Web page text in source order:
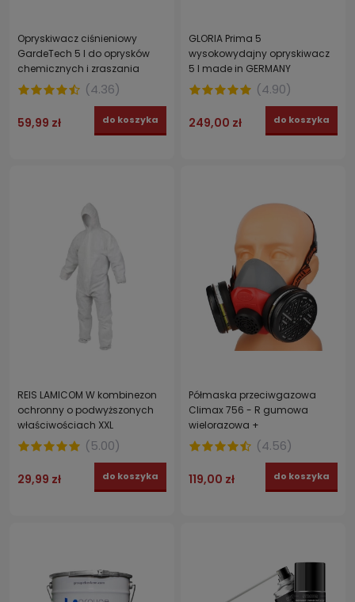
Opryskiwacz ciśnieniowy
GardeTech 5 l do oprysków
chemicznych i zraszania
roślin
(4.36)
59,99 zł do koszyka
GLORIA Prima 5
wysokowydajny opryskiwacz
5 l made in GERMANY
(4.90)
249,00 zł do koszyka
REIS LAMICOM W kombinezon
ochronny o podwyższonych
właściwościach XXL
(5.00)
29,99 zł do koszyka
Półmaska przeciwgazowa
Climax 756 - R gumowa
wielorazowa +
filtropochłaniacze ABEK1 2 szt.
(4.56)
119,00 zł do koszyka